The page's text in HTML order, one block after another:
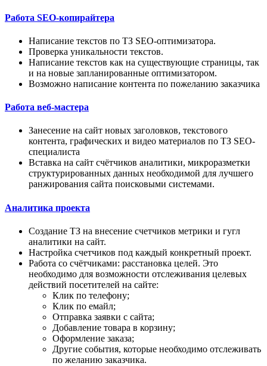
Работа SEO-копирайтера
Написание текстов по ТЗ SEO-оптимизатора.
Проверка уникальности текстов.
Написание текстов как на существующие страницы, так
и на новые запланированные оптимизатором.
Возможно написание контента по пожеланию заказчика
Работа веб-мастера
Занесение на сайт новых заголовков, текстового
контента, графических и видео материалов по ТЗ SEO-
специалиста
Вставка на сайт счётчиков аналитики, микроразметки
структурированных данных необходимой для лучшего
ранжирования сайта поисковыми системами.
Аналитика проекта
Создание ТЗ на внесение счетчиков метрики и гугл
аналитики на сайт.
Настройка счетчиков под каждый конкретный проект.
Работа со счётчиками: расстановка целей. Это
необходимо для возможности отслеживания целевых
действий посетителей на сайте:
Клик по телефону;
Клик по емайл;
Отправка заявки с сайта;
Добавление товара в корзину;
Оформление заказа;
Другие события, которые необходимо отслеживать
по желанию заказчика.